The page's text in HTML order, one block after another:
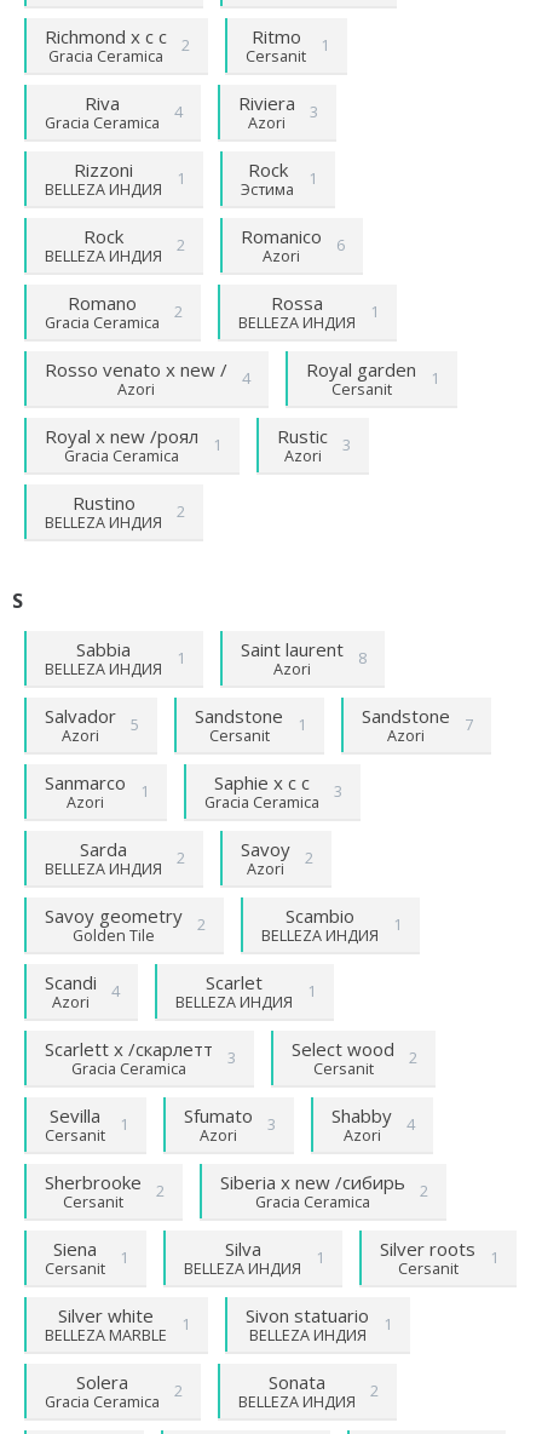
Richmond х с с
Gracia Ceramica
2 Ritmo
Cersanit
1
Riva
Gracia Ceramica
4 Riviera
Azori
3
Rizzoni
BELLEZA ИНДИЯ
1 Rock
Эстима
1
Rock
BELLEZA ИНДИЯ
2 Romanico
Azori
6
Romano
Gracia Ceramica
2 Rossa
BELLEZA ИНДИЯ
1
Rosso venato х new /
Azori
4 Royal garden
Cersanit
1
Royal х new /роял
Gracia Ceramica
1 Rustic
Azori
3
Rustino
BELLEZA ИНДИЯ
2
S
Sabbia
BELLEZA ИНДИЯ
1 Saint laurent
Azori
8
Salvador
Azori
5 Sandstone
Cersanit
1 Sandstone
Azori
7
Sanmarco
Azori
1 Saphie x с с
Gracia Ceramica
3
Sarda
BELLEZA ИНДИЯ
2 Savoy
Azori
2
Savoy geometry
Golden Tile
2 Scambio
BELLEZA ИНДИЯ
1
Scandi
Azori
4 Scarlet
BELLEZA ИНДИЯ
1
Scarlett х /скарлетт
Gracia Ceramica
3 Select wood
Cersanit
2
Sevilla
Cersanit
1 Sfumato
Azori
3 Shabby
Azori
4
Sherbrooke
Cersanit
2 Siberia х new /сибирь
Gracia Ceramica
2
Siena
Cersanit
1 Silva
BELLEZA ИНДИЯ
1 Silver roots
Cersanit
1
Silver white
BELLEZA MARBLE
1 Sivon statuario
BELLEZA ИНДИЯ
1
Solera
Gracia Ceramica
2 Sonata
BELLEZA ИНДИЯ
2